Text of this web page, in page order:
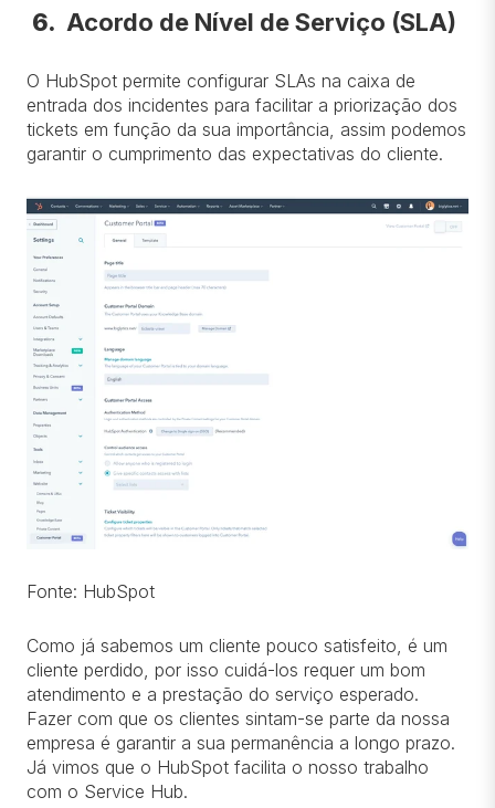
6. Acordo de Nível de Serviço (SLA)
O HubSpot permite configurar SLAs na caixa de
entrada dos incidentes para facilitar a priorização dos
tickets em função da sua importância, assim podemos
garantir o cumprimento das expectativas do cliente.
Fonte: HubSpot
Como já sabemos um cliente pouco satisfeito, é um
cliente perdido, por isso cuidá-los requer um bom
atendimento e a prestação do serviço esperado.
Fazer com que os clientes sintam-se parte da nossa
empresa é garantir a sua permanência a longo prazo.
Já vimos que o HubSpot facilita o nosso trabalho
com o Service Hub.